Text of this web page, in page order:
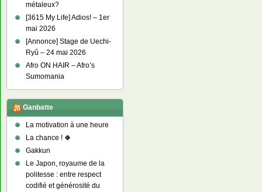
métaleux?
[3615 My Life] Adios! – 1er
mai 2026
[Annonce] Stage de Uechi-
Ryû – 24 mai 2026
Afro ON HAIR – Afro’s
Sumomania
Ganbatte
La motivation à une heure
La chance ! 🍀
Gakkun
Le Japon, royaume de la
politesse : entre respect
codifié et générosité du